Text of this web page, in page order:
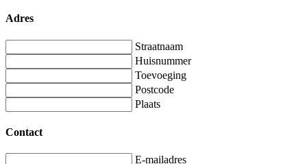
Adres
Straatnaam
Huisnummer
Toevoeging
Postcode
Plaats
Contact
E-mailadres